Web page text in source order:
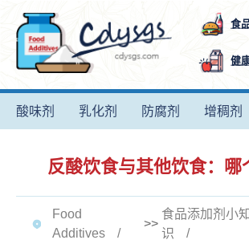
食
健
酸味剂 乳化剂 防腐剂 增稠剂
反酸饮食与其他饮食：哪
Food
Additives
>>
食品添加剂小知
识